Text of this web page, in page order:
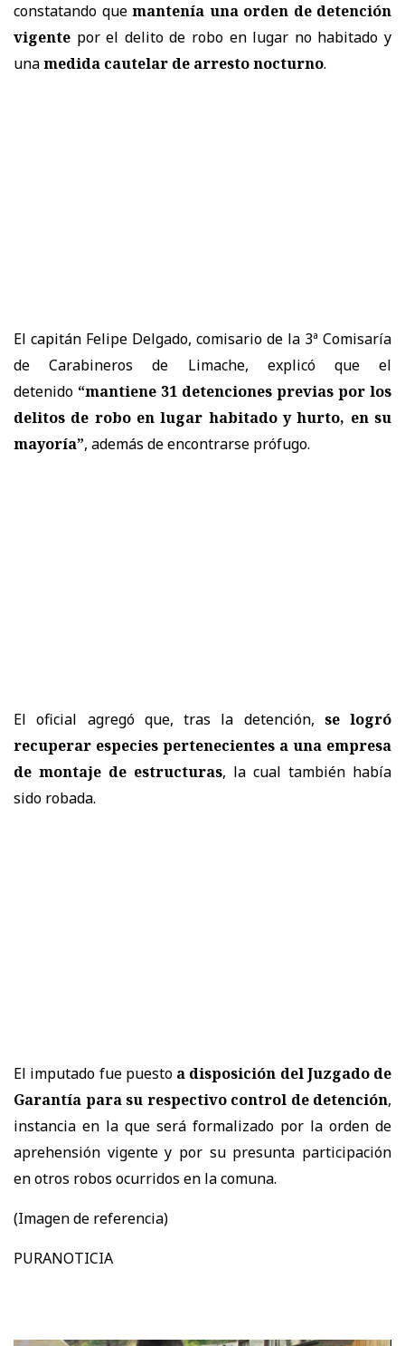
constatando que mantenía una orden de detención
vigente por el delito de robo en lugar no habitado y
unamedida cautelar de arresto nocturno.
El capitán Felipe Delgado, comisario de la 3ª Comisaría
de Carabineros de Limache, explicó que el
detenido “mantiene 31 detenciones previas por los
delitos de robo en lugar habitado y hurto, en su
mayoría”, además de encontrarse prófugo.
El oficial agregó que, tras la detención, se logró
recuperar especies pertenecientes a una empresa
de montaje de estructuras, la cual también había
sido robada.
El imputado fue puesto a disposición del Juzgado de
Garantía para su respectivo control de detención,
instancia en la que será formalizado por la orden de
aprehensión vigente y por su presunta participación
en otros robos ocurridos en la comuna.
(Imagen de referencia)
PURANOTICIA